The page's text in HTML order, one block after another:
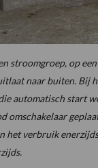
stroomgroep, op
naar buiten. Bij
automatisch start
omschakelaar
het verbruik